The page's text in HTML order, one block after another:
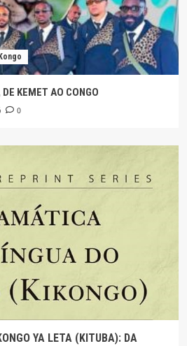
KEMET AO CONGO
0
YA LETA (KITUBA): DA